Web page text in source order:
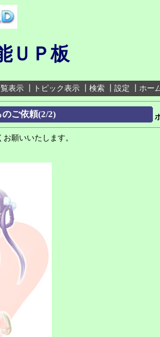
ＵＰ板
表示 トピック表示 検索 設定 ホー
ご依頼(2/2)
願いいたします。